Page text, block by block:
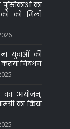
पुस्तिकाओं का
को मिली
युवाओं की
निबंधन
का आयोजन,
का किया